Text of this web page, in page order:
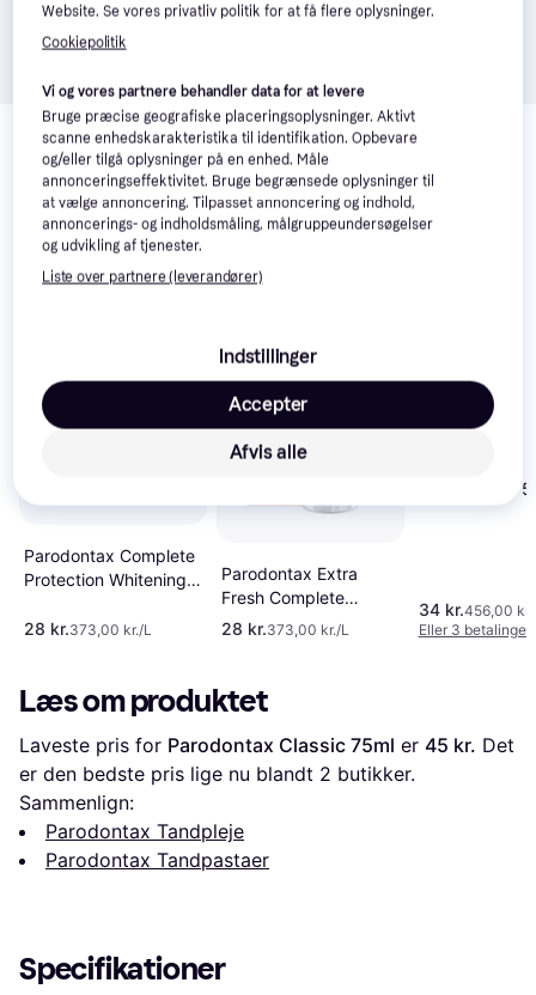
Relaterede produkter
Se vores forslag til andre produkter, der matcher dine
interesser. Vis alle
Trender
Parodontax Complete
Protection Whitening
28 kr.373,00 kr./L
Parodontax Extra
Fresh Complete
Protection 75ml
28 kr.373,00 kr./L
Toothpaste
34 kr.456,00
Eller 3 betalinger
Læs om produktet
Laveste pris for Parodontax Classic 75ml er 45 kr. Det
er den bedste pris lige nu blandt 2 butikker.
Sammenlign:
Parodontax Tandpleje
Parodontax Tandpastaer
Specifikationer
Website. Se vores privatliv politik for at få flere oplysninger.
Cookiepolitik
Vi og vores partnere behandler data for at levere
Bruge præcise geografiske placeringsoplysninger. Aktivt
scanne enhedskarakteristika til identifikation. Opbevare
og/eller tilgå oplysninger på en enhed. Måle
annonceringseffektivitet. Bruge begrænsede oplysninger til
at vælge annoncering. Tilpasset annoncering og indhold,
annoncerings- og indholdsmåling, målgruppeundersøgelser
og udvikling af tjenester.
Liste over partnere (leverandører)
Indstillinger
Afvis alle
Accepter